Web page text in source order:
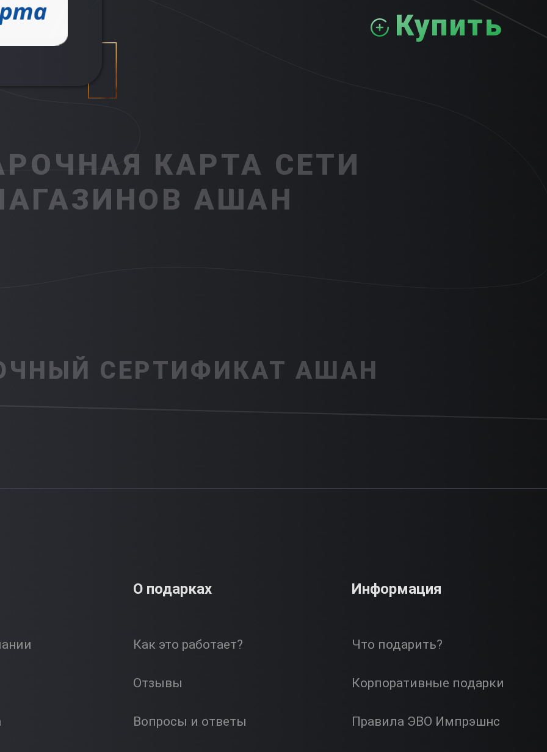
Купить
КАРТА СЕТИ
АШАН
СЕРТИФИКАТ АШАН
О подарках
Как это работает?
Отзывы
Вопросы и ответы
Информация
Что подарить?
Корпоративные подарки
Правила ЭВО Импрэшнс